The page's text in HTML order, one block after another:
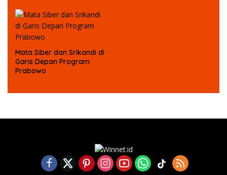
Mata Siber dan Srikandi di
Garis Depan Program
Prabowo